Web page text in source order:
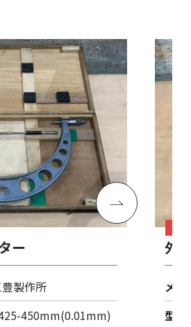
ー
製作所
450mm(0.01mm)
外
メー
型式